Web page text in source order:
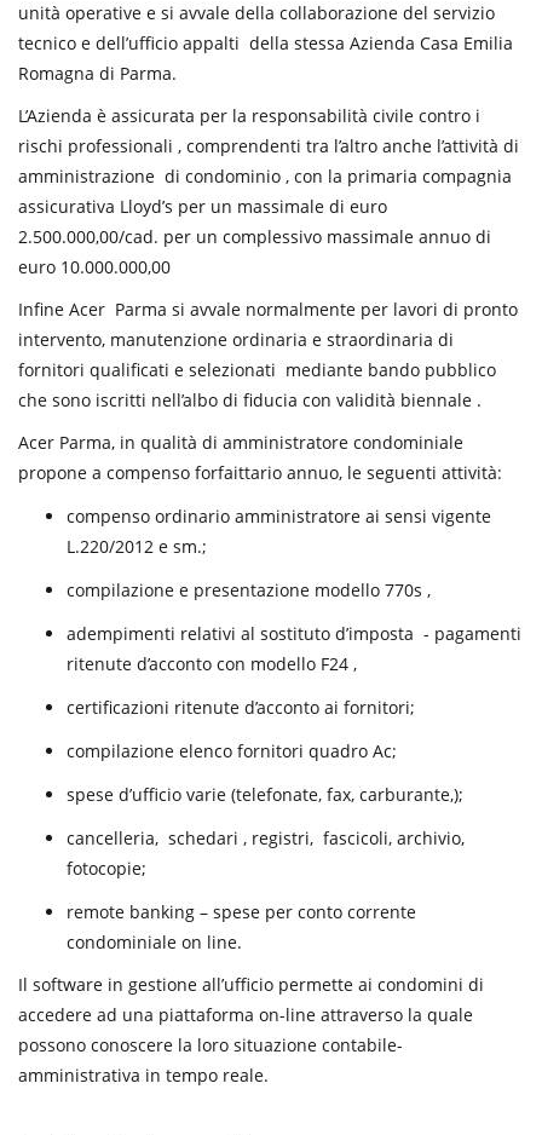
unità operative e si avvale della collaborazione del servizio
tecnico e dell’ufficio appalti della stessa Azienda Casa Emilia
Romagna di Parma.
L’Azienda è assicurata per la responsabilità civile contro i
rischi professionali , comprendenti tra l’altro anche l’attività di
amministrazione di condominio , con la primaria compagnia
assicurativa Lloyd’s per un massimale di euro
2.500.000,00/cad. per un complessivo massimale annuo di
euro 10.000.000,00
Infine Acer Parma si avvale normalmente per lavori di pronto
intervento, manutenzione ordinaria e straordinaria di
fornitori qualificati e selezionati mediante bando pubblico
che sono iscritti nell’albo di fiducia con validità biennale .
Acer Parma, in qualità di amministratore condominiale
propone a compenso forfaittario annuo, le seguenti attività:
compenso ordinario amministratore ai sensi vigente
L.220/2012 e sm.;
compilazione e presentazione modello 770s ,
adempimenti relativi al sostituto d’imposta - pagamenti
ritenute d’acconto con modello F24 ,
certificazioni ritenute d’acconto ai fornitori;
compilazione elenco fornitori quadro Ac;
spese d’ufficio varie (telefonate, fax, carburante,);
cancelleria, schedari , registri, fascicoli, archivio,
fotocopie;
remote banking – spese per conto corrente
condominiale on line.
Il software in gestione all’ufficio permette ai condomini di
accedere ad una piattaforma on-line attraverso la quale
possono conoscere la loro situazione contabile-
amministrativa in tempo reale.